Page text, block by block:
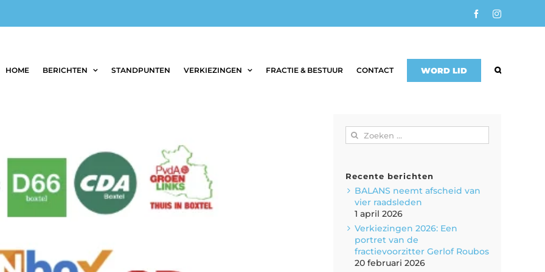
FacebookInstagram
HOME BERICHTEN STANDPUNTEN VERKIEZINGEN FRACTIE & BESTUUR CONTACT WORD LID
Zoeken
naar:
Recente berichten
BALANS neemt afscheid van
vier raadsleden
1 april 2026
Verkiezingen 2026: Een
portret van de
fractievoorzitter Gerlof Roubos
20 februari 2026